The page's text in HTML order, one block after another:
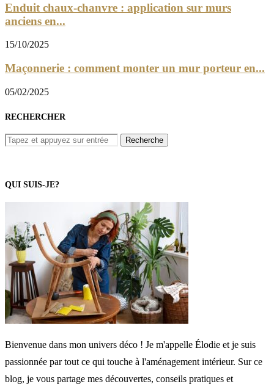
Enduit chaux-chanvre : application sur murs
anciens en...
15/10/2025
Maçonnerie : comment monter un mur porteur en...
05/02/2025
RECHERCHER
QUI SUIS-JE?
Bienvenue dans mon univers déco ! Je m'appelle Élodie et je suis
passionnée par tout ce qui touche à l'aménagement intérieur. Sur ce
blog, je vous partage mes découvertes, conseils pratiques et